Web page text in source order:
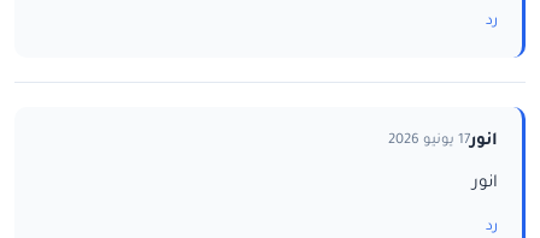
رد
انور17 يونيو 2026
انور
رد